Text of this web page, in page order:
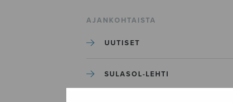
AJANKOHTAISTA
UUTISET
SULASOL-LEHTI